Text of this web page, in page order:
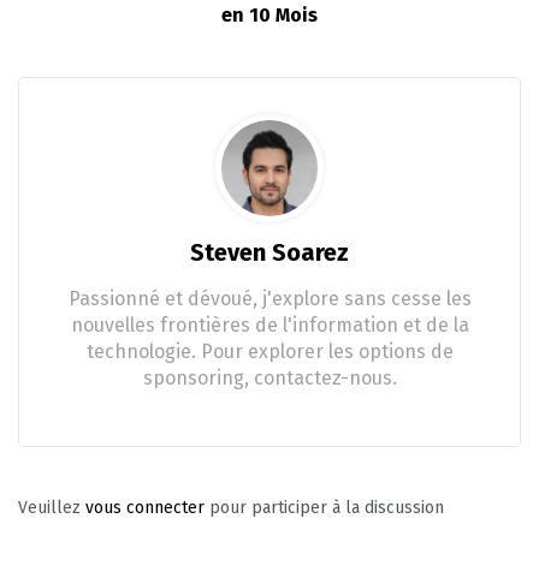
en 10 Mois
Steven Soarez
Passionné et dévoué, j'explore sans cesse les
nouvelles frontières de l'information et de la
technologie. Pour explorer les options de
sponsoring, contactez-nous.
Veuillez vous connecter pour participer à la discussion